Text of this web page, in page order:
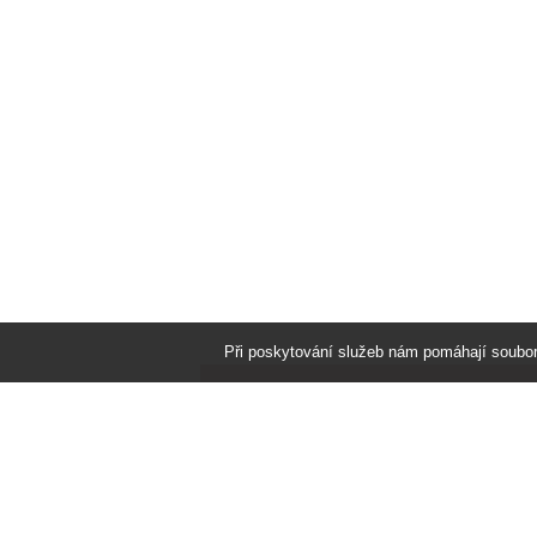
Při poskytování služeb nám pomáhají